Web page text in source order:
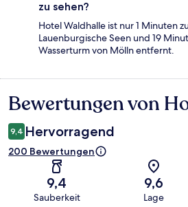
zu sehen?
Hotel Waldhalle ist nur 1 Minuten
Lauenburgische Seen und 19
Wasserturm von Mölln entfernt.
Bewertungen
Bewertungen von
9,4 Hervorragend
200 Bewertungen
9,4
Sauberkeit
9,6
Lage